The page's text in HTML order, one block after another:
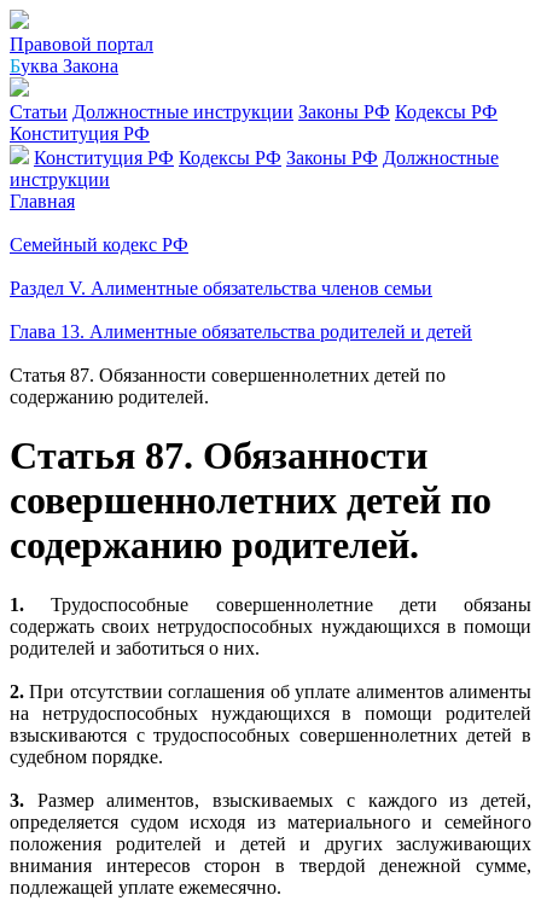
Правовой портал
Буква Закона
Статьи Должностные инструкции Законы РФ Кодексы РФ
Конституция РФ
Конституция РФ Кодексы РФ Законы РФ Должностные
инструкции
Главная
Семейный кодекс РФ
Раздел V. Алиментные обязательства членов семьи
Глава 13. Алиментные обязательства родителей и детей
Статья 87. Обязанности совершеннолетних детей по
содержанию родителей.
Статья 87. Обязанности
совершеннолетних детей по
содержанию родителей.
1.Трудоспособные совершеннолетние дети обязаны
содержать своих нетрудоспособных нуждающихся в помощи
родителей и заботиться о них.
2.При отсутствии соглашения об уплате алиментов алименты
на нетрудоспособных нуждающихся в помощи родителей
взыскиваются с трудоспособных совершеннолетних детей в
судебном порядке.
3. Размер алиментов, взыскиваемых с каждого из детей,
определяется судом исходя из материального и семейного
положения родителей и детей и других заслуживающих
внимания интересов сторон в твердой денежной сумме,
подлежащей уплате ежемесячно.